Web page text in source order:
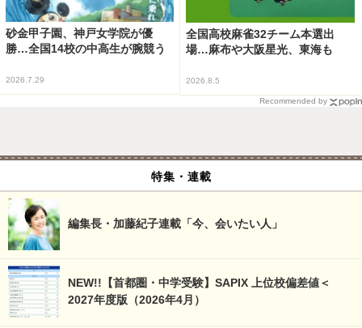
砂金甲子園、神戸女学院が優
勝…全国14校の中高生が腕競う
2026.7.29
全国高校麻雀32チーム本選出
場…麻布や大阪星光、東海も
2026.8.5
Recommended by
特集・連載
編集長・加藤紀子連載「今、会いたい人」
NEW!!【首都圏・中学受験】SAPIX 上位校偏差値＜
2027年度版（2026年4月）